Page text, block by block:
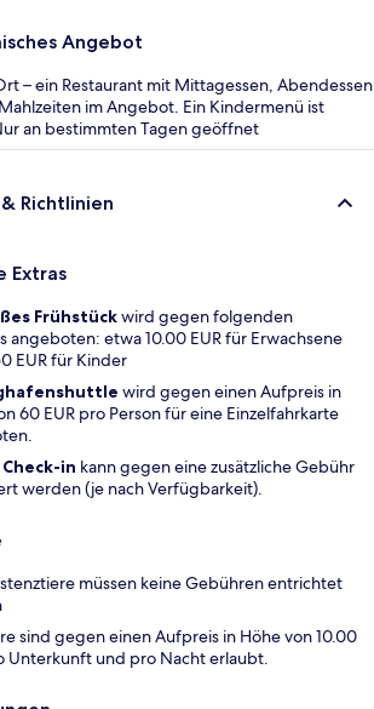
Angebot
– ein Restaurant mit Mittagessen, Abendessen
im Angebot. Ein Kindermenü ist
an bestimmten Tagen geöffnet
Richtlinien
Extras
Frühstückwird gegen folgenden
angeboten: etwa 10.00 EUR für Erwachsene
EUR für Kinder
wird gegen einen Aufpreis in
60 EUR pro Person für eine Einzelfahrkarte
in kann gegen eine zusätzliche Gebühr
werden (je nach Verfügbarkeit).
müssen keine Gebühren entrichtet
sind gegen einen Aufpreis in Höhe von 10.00
Unterkunft und pro Nacht erlaubt.